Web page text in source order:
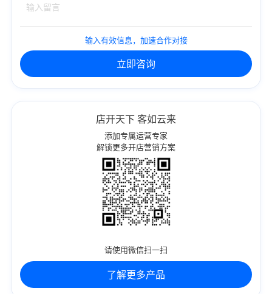
输入有效信息，加速合作对接
立即咨询
店开天下 客如云来
添加专属运营专家
解锁更多开店营销方案
请使用微信扫一扫
了解更多产品